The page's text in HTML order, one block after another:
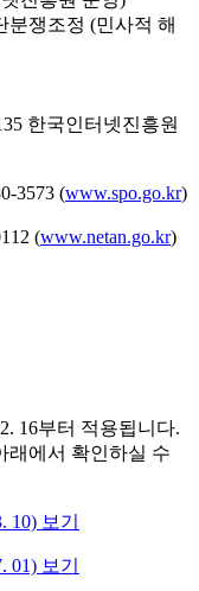
분쟁조정 (민사적 해
한국인터넷진흥원
3573 (www.spo.go.kr)
(www.netan.go.kr)
16부터 적용됩니다.
에서 확인하실 수
10) 보기
01) 보기